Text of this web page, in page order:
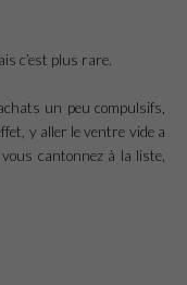
c’est plus rare.
un peu compulsifs,
y aller le ventre vide a
cantonnez à la liste,